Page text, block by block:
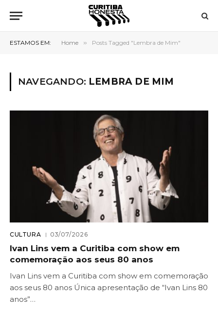
ESTAMOS EM: Home » Posts Tagged "Lembra de Mim"
NAVEGANDO: LEMBRA DE MIM
CULTURA 03/07/2026
Ivan Lins vem a Curitiba com show em
comemoração aos seus 80 anos
Ivan Lins vem a Curitiba com show em comemoração
aos seus 80 anos Única apresentação de “Ivan Lins 80
anos”…